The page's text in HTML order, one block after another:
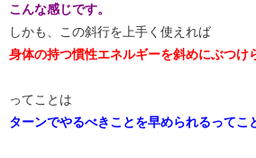
こんな感じです。
しかも、この斜行を上手く使えれば
身体の持つ慣性エネルギーを斜めにぶつけ
ってことは
ターンでやるべきことを早められるってこ